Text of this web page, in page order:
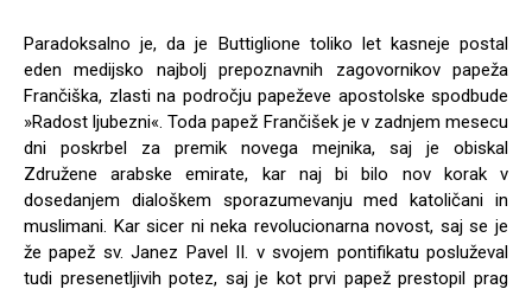
Paradoksalno je, da je Buttiglione toliko let kasneje postal
eden medijsko najbolj prepoznavnih zagovornikov papeža
Frančiška, zlasti na področju papeževe apostolske spodbude
»Radost ljubezni«. Toda papež Frančišek je v zadnjem mesecu
dni poskrbel za premik novega mejnika, saj je obiskal
Združene arabske emirate, kar naj bi bilo nov korak v
dosedanjem dialoškem sporazumevanju med katoličani in
muslimani. Kar sicer ni neka revolucionarna novost, saj se je
že papež sv. Janez Pavel II. v svojem pontifikatu posluževal
tudi presenetljivih potez, saj je kot prvi papež prestopil prag